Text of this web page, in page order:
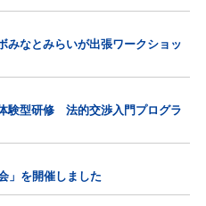
みなとみらいが出張ワークショッ
験型研修 法的交渉入門プログラ
」を開催しました